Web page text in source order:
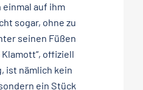
auf ihm
sogar, ohne zu
seinen Füßen
offiziell
ist nämlich kein
ein Stück